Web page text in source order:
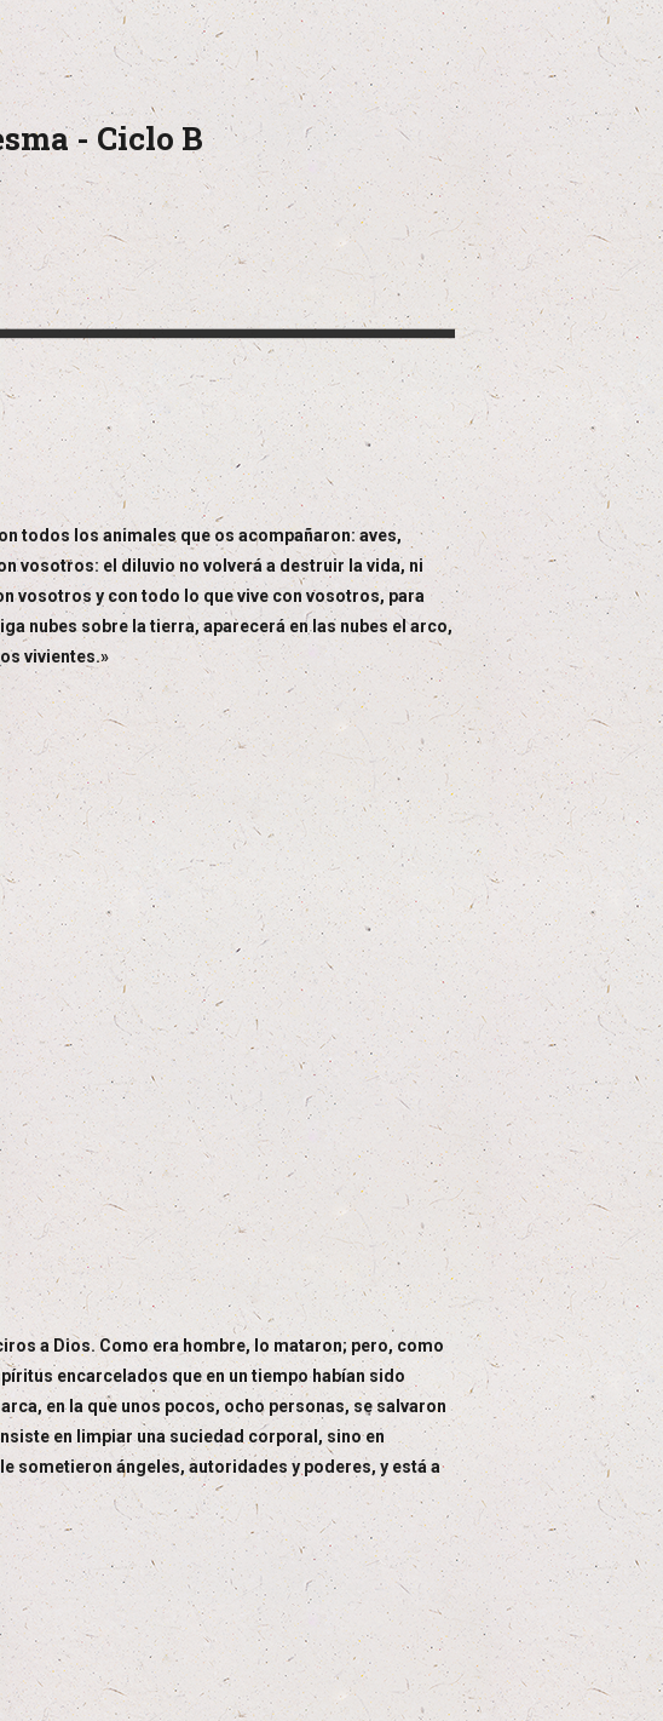
- Ciclo B
todos los animales que os acompañaron: aves,
vosotros: el diluvio no volverá a destruir la vida, ni
vosotros y con todo lo que vive con vosotros, para
nubes sobre la tierra, aparecerá en las nubes el arco,
vivientes.»
a Dios. Como era hombre, lo mataron; pero, como
encarcelados que en un tiempo habían sido
en la que unos pocos, ocho personas, se salvaron
en limpiar una suciedad corporal, sino en
sometieron ángeles, autoridades y poderes, y está a